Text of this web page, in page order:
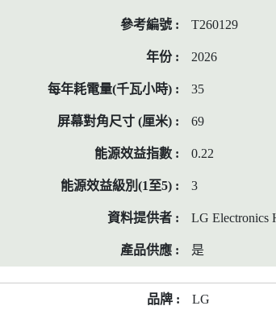
T260129
2026
35
69
0.22
3
LG Electronics
是
LG